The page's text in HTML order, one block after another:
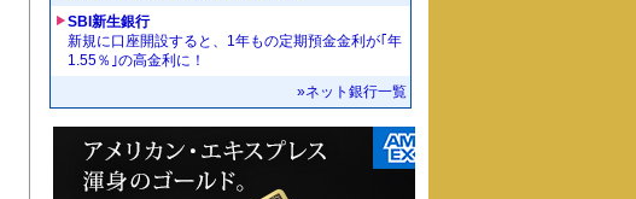
SBI新生銀行
新規に口座開設すると、1年もの定期預金金利が｢年
1.55％｣の高金利に！
»ネット銀行一覧